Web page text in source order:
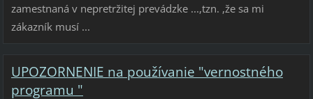
zamestnaná v nepretržitej prevádzke ...,tzn. ,že sa mi
zákazník musí ...
UPOZORNENIE na používanie "vernostného
programu "